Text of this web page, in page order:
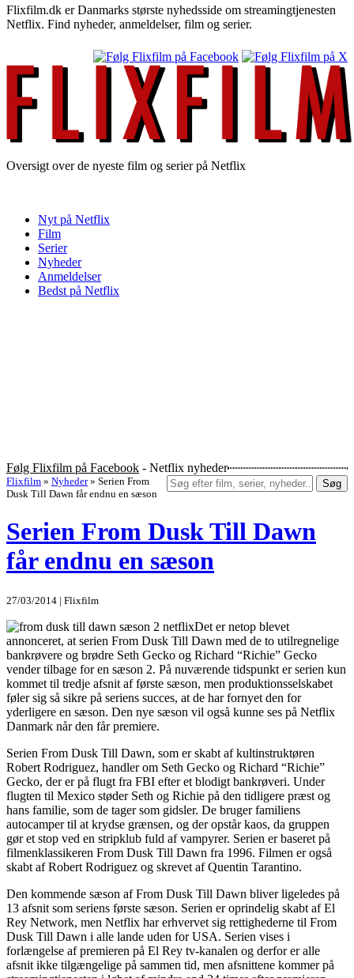
Flixfilm.dk er Danmarks største nyhedsside om streamingtjenesten
Netflix. Find nyheder, anmeldelser, film og serier.
Oversigt over de nyeste film og serier på Netflix
Nyt på Netflix
Film
Serier
Nyheder
Anmeldelser
Bedst på Netflix
Følg Flixfilm på Facebook - Netflix nyheder
Søg
Flixfilm » Nyheder » Serien From
Dusk Till Dawn får endnu en sæson
Serien From Dusk Till Dawn
får endnu en sæson
27/03/2014 | Flixfilm
Det er netop blevet
annonceret, at serien From Dusk Till Dawn med de to utilregnelige
bankrøvere og brødre Seth Gecko og Richard “Richie” Gecko
vender tilbage for en sæson 2. På nuværende tidspunkt er serien kun
kommet til tredje afsnit af første sæson, men produktionsselskabet
føler sig så sikre på seriens succes, at de har fornyet den for
yderligere en sæson. Den nye sæson vil også kunne ses på Netflix
Danmark når den får premiere.
Serien From Dusk Till Dawn, som er skabt af kultinstruktøren
Robert Rodriguez, handler om Seth Gecko og Richard “Richie”
Gecko, der er på flugt fra FBI efter et blodigt bankrøveri. Under
flugten til Mexico støder Seth og Richie på den tidligere præst og
hans familie, som de tager som gidsler. De bruger familiens
autocamper til at krydse grænsen, og der opstår kaos, da gruppen
gør et stop ved en stripklub fuld af vampyrer. Serien er baseret på
filmenklassikeren From Dusk Till Dawn fra 1996. Filmen er også
skabt af Robert Rodriguez og skrevet af Quentin Tarantino.
Den kommende sæson af From Dusk Till Dawn bliver ligeledes på
13 afsnit som seriens første sæson. Serien er oprindelig skabt af El
Rey Network, men Netflix har erhvervet sig rettighederne til From
Dusk Till Dawn i alle lande uden for USA. Serien vises i
forlængelse af premieren på El Rey tv-kanalen og derfor er alle
afsnit ikke tilgængelige på sammen tid, men afsnittene kommer på